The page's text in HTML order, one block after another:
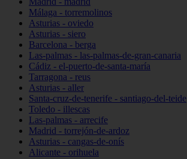
Málaga - torremolinos
Asturias - oviedo
Asturias - siero
Barcelona - berga
Las-palmas - las-palmas-de-gran-canaria
Cádiz - el-puerto-de-santa-maría
Tarragona - reus
Asturias - aller
Santa-cruz-de-tenerife - santiago-del-teide
Toledo - illescas
Las-palmas - arrecife
Madrid - torrejón-de-ardoz
Asturias - cangas-de-onís
Alicante - orihuela